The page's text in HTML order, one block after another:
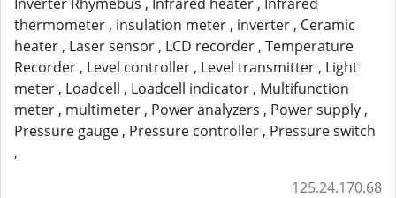
thermometer , insulation meter , inverter , Ceramic
heater , Laser sensor , LCD recorder , Temperature
Recorder , Level controller , Level transmitter , Light
meter , Loadcell , Loadcell indicator , Multifunction
meter , multimeter , Power analyzers , Power supply ,
Pressure gauge , Pressure controller , Pressure switch
,
125.24.170.68